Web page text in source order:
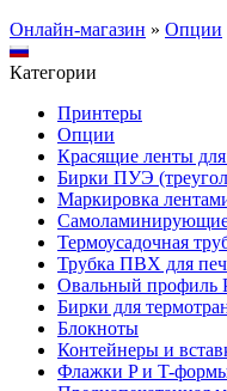
Онлайн-магазин » Опции
Категории
Принтеры
Опции
Красящие ленты
Бирки ПУЭ
Маркировка
Термоусадочная
Трубка ПВХ для
Овальный профиль
Бирки для
Блокноты
Контейнеры и
Флажки P и T-